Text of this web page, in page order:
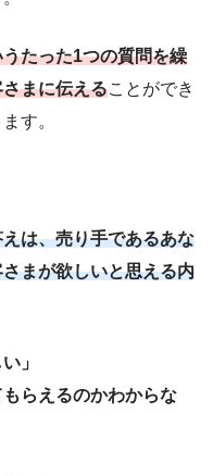
たった1つの質問を繰
まに伝えることができ
す。
は、売り手であるあな
まが欲しいと思える内
」
もらえるのかわからな